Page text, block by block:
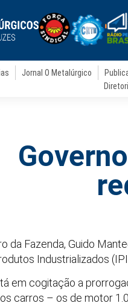
Jornal O Metalúrgico
da Fazenda, Guido
Industrializados
em cogitação a
carros – os de motor